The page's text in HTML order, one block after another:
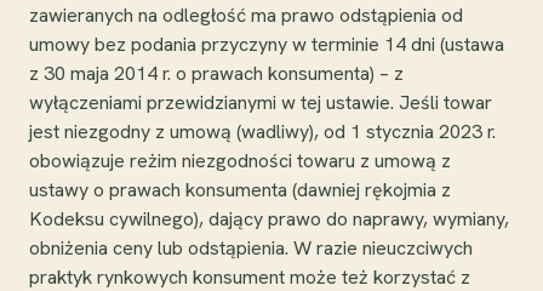
zawieranych na odległość ma prawo odstąpienia od
umowy bez podania przyczyny w terminie 14 dni (ustawa
z 30 maja 2014 r. o prawach konsumenta) – z
wyłączeniami przewidzianymi w tej ustawie. Jeśli towar
jest niezgodny z umową (wadliwy), od 1 stycznia 2023 r.
obowiązuje reżim niezgodności towaru z umową z
ustawy o prawach konsumenta (dawniej rękojmia z
Kodeksu cywilnego), dający prawo do naprawy, wymiany,
obniżenia ceny lub odstąpienia. W razie nieuczciwych
praktyk rynkowych konsument może też korzystać z